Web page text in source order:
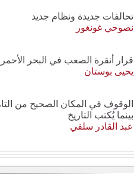
تحالفات جديدة ونظام جديد
نصوحي غونغور
قرار أنقرة الصعب في البحر الأحمر
يحيى بوستان
الوقوف في المكان الصحيح من
بينما يُكتب التاريخ
عبد القادر سلفي